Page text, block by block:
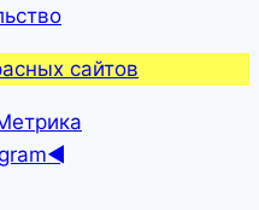
сайтов